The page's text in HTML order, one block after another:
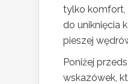
tylko komfort,
do uniknięcia
pieszej
Poniżej
wskazówek,